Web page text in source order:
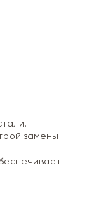
замены